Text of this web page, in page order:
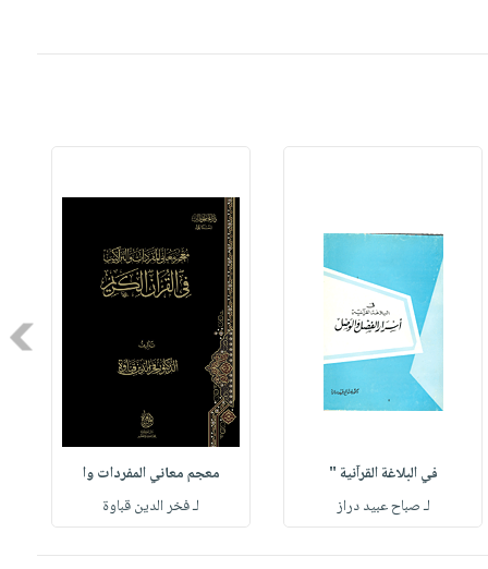
في البلاغة القرآنية "
لـ صباح عبيد دراز
معجم معاني المفردات وا
لـ فخر الدين قباوة